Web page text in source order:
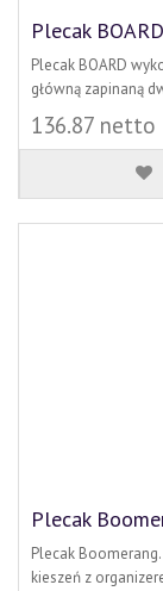
Plecak BOARD
Plecak BOARD
główną zapinaną
136.87 netto
Plecak
Plecak
kieszeń z